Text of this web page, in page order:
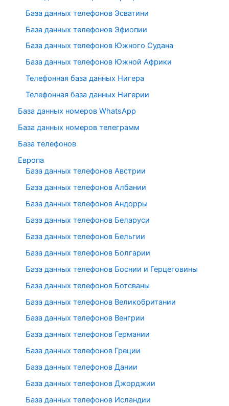
База данных телефонов Эсватини
База данных телефонов Эфиопии
База данных телефонов Южного Судана
База данных телефонов Южной Африки
Телефонная база данных Нигера
Телефонная база данных Нигерии
База данных номеров WhatsApp
База данных номеров телеграмм
База телефонов
Европа
База данных телефонов Австрии
База данных телефонов Албании
База данных телефонов Андорры
База данных телефонов Беларуси
База данных телефонов Бельгии
База данных телефонов Болгарии
База данных телефонов Боснии и Герцеговины
База данных телефонов Ботсваны
База данных телефонов Великобритании
База данных телефонов Венгрии
База данных телефонов Германии
База данных телефонов Греции
База данных телефонов Дании
База данных телефонов Джорджии
База данных телефонов Исландии